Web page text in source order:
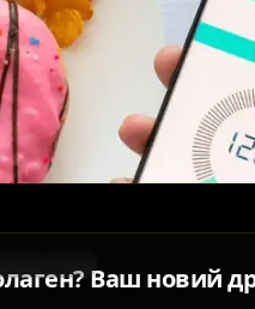
Ваш новий